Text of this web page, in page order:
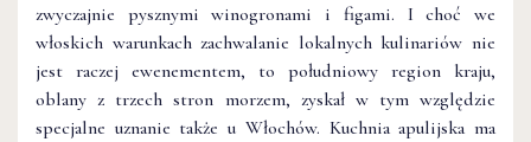
zwyczajnie pysznymi winogronami i figami. I choć we
włoskich warunkach zachwalanie lokalnych kulinariów nie
jest raczej ewenementem, to południowy region kraju,
oblany z trzech stron morzem, zyskał w tym względzie
specjalne uznanie także u Włochów. Kuchnia apulijska ma